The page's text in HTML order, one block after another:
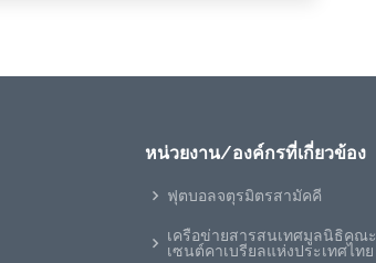
หน่วยงาน/องค์กรที่เกี่ยวข้อง
ฟุตบอลจตุรมิตรสามัคคี
เครือข่ายสารสนเทศมูลนิธิคณะ
เซนต์คาเบรียลแห่งประเทศไทย